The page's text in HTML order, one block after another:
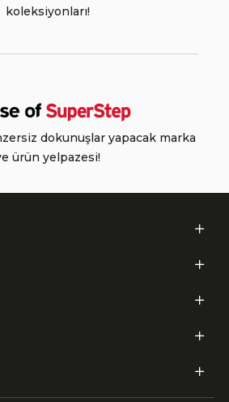
koleksiyonları!
dokunuşlar yapacak marka
ürün yelpazesi!